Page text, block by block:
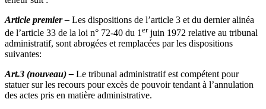
Article premier – Les dispositions de l’article 3 et du dernier alinéa
de l’article 33 de la loi n° 72-40 du 1 erjuin 1972 relative au tribunal
administratif, sont abrogées et remplacées par les dispositions
suivantes:
Art.3 (nouveau) – Le tribunal administratif est compétent pour
statuer sur les recours pour excès de pouvoir tendant à l’annulation
des actes pris en matière administrative.